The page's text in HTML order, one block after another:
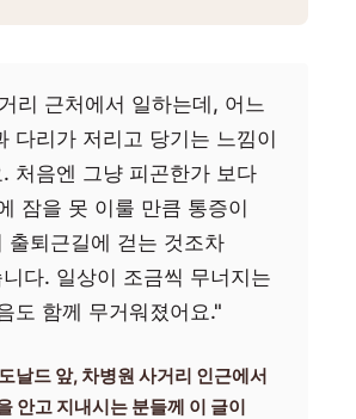
리 근처에서 일하는데, 어느
다리가 저리고 당기는 느낌이
처음엔 그냥 피곤한가 보다
잠을 못 이룰 만큼 통증이
출퇴근길에 걷는 것조차
다. 일상이 조금씩 무너지는
도 함께 무거워졌어요."
날드 앞, 차병원 사거리 인근에서
안고 지내시는 분들께 이 글이